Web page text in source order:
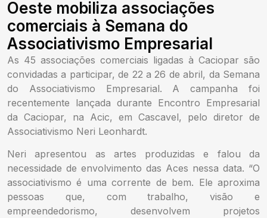
Oeste mobiliza associações
comerciais à Semana do
Associativismo Empresarial
As 45 associações comerciais ligadas à Caciopar são
convidadas a participar, de 22 a 26 de abril, da Semana
do Associativismo Empresarial. A campanha foi
recentemente lançada durante Encontro Empresarial
da Caciopar, na Acic, em Cascavel, pelo diretor de
Associativismo Neri Leonhardt.
Neri apresentou as artes produzidas e falou da
necessidade de envolvimento das Aces nessa data. “O
associativismo é uma corrente de bem. Ele aproxima
pessoas que, com trabalho, visão e
empreendedorismo, desenvolvem projetos